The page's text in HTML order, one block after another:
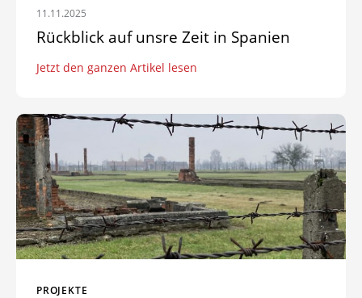
11.11.2025
Rückblick auf unsre Zeit in Spanien
Jetzt den ganzen Artikel lesen
Zum Artikel: Bildungsreise Auschwitz – Gedenkfeier
PROJEKTE